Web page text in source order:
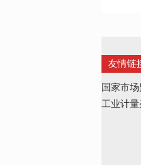
友情链
国家市
工业计